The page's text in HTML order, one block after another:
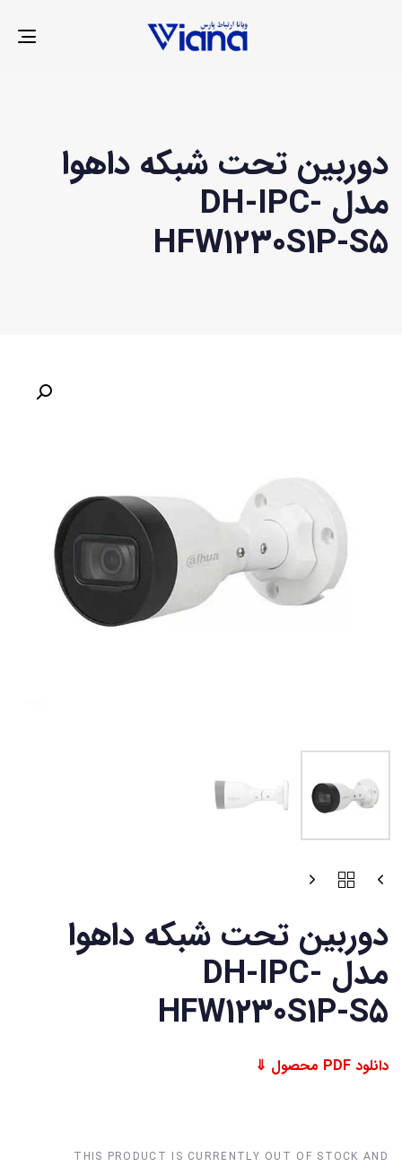
دوربین تحت شبکه داهوا
مدل DH-IPC-
HFW1230S1P-S5
دوربین تحت شبکه داهوا
مدل DH-IPC-
HFW1230S1P-S5
دانلود PDF محصول ⇓
THIS PRODUCT IS CURRENTLY OUT OF STOCK AND